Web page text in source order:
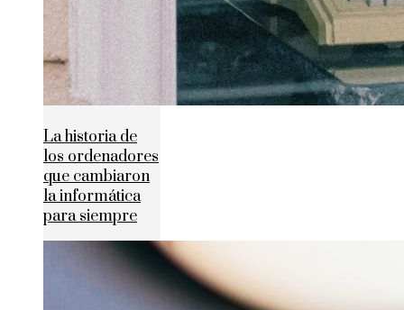
La historia de
los ordenadores
que cambiaron
la informática
para siempre